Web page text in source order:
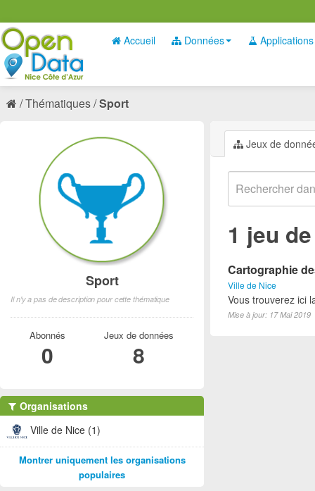
Accueil Données Applications
Thématiques Sport
Jeux de
1 jeu
Cartographie
Ville de Nice
Vous trouverez ici
Mise à jour: 17 Mai 2019
Sport
Il n'y a pas de description pour cette thématique
Abonnés
0
Jeux de données
8
Organisations
Ville de Nice (1)
Montrer uniquement les organisations
populaires